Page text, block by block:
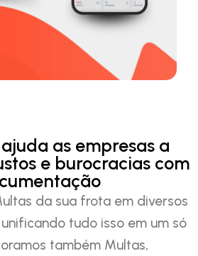
as empresas a
e burocracias com
da sua frota em diversos
tudo isso em um só
também Multas,